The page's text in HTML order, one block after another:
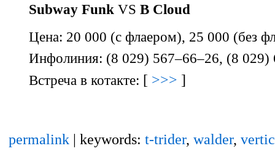
Subway Funk VS B Cloud
Цена: 20 000 (с флаером), 25 000 (без
Инфолиния: (8 029) 567–66–26, (8 029)
Встреча в котакте: [ >>> ]
permalink | keywords: t-trider, walder,